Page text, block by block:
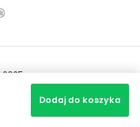
Dodaj do koszyka
Igor Chudy